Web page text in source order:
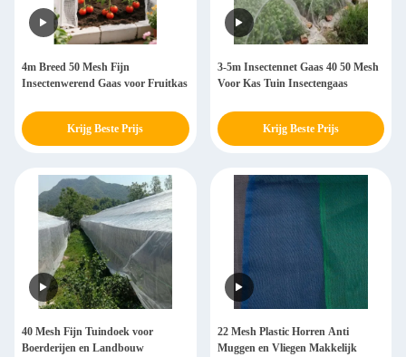
4m Breed 50 Mesh Fijn
Insectenwerend Gaas voor Fruitkas
Krijg Beste Prijs
3-5m Insectennet Gaas 40 50 Mesh
Voor Kas Tuin Insectengaas
Krijg Beste Prijs
40 Mesh Fijn Tuindoek voor
Boerderijen en Landbouw
22 Mesh Plastic Horren Anti
Muggen en Vliegen Makkelijk